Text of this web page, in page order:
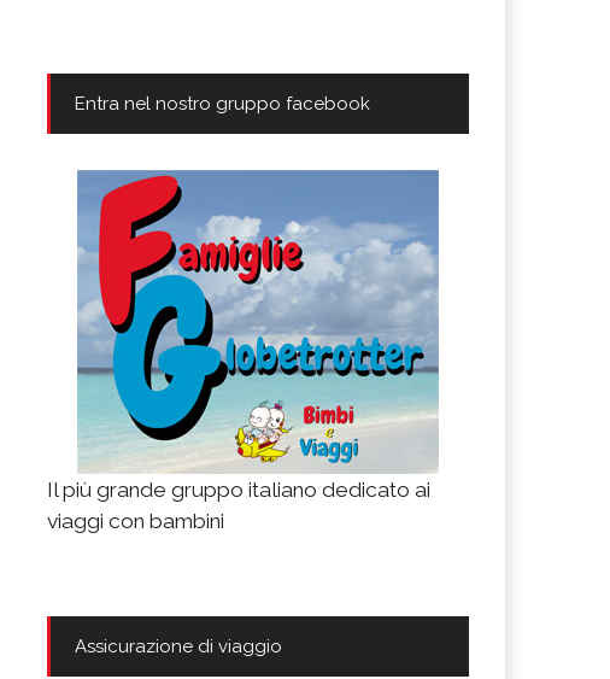
Entra nel nostro gruppo facebook
Il più grande gruppo italiano dedicato ai
viaggi con bambini
Assicurazione di viaggio